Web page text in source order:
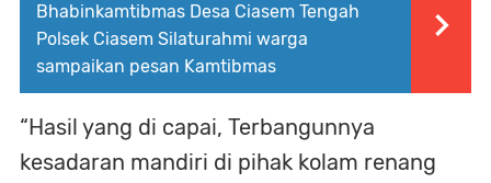
Bhabinkamtibmas Desa Ciasem Tengah
Polsek Ciasem Silaturahmi warga
sampaikan pesan Kamtibmas
“Hasil yang di capai, Terbangunnya
kesadaran mandiri di pihak kolam renang